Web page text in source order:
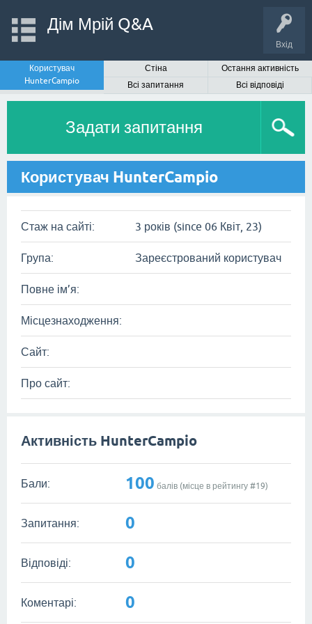
Вхід
Дім Мрій Q&A
Користувач
HunterCampio
Стіна
Остання активність
Всі запитання
Всі відповіді
Задати запитання
Користувач HunterCampio
Стаж на сайті: 3 років (since 06 Квіт, 23)
Група: Зареєстрований користувач
Повне ім’я:
Місцезнаходження:
Сайт:
Про сайт:
Активність HunterCampio
Бали: 100 балів (місце в рейтингу #19)
Запитання: 0
Відповіді: 0
Коментарі: 0